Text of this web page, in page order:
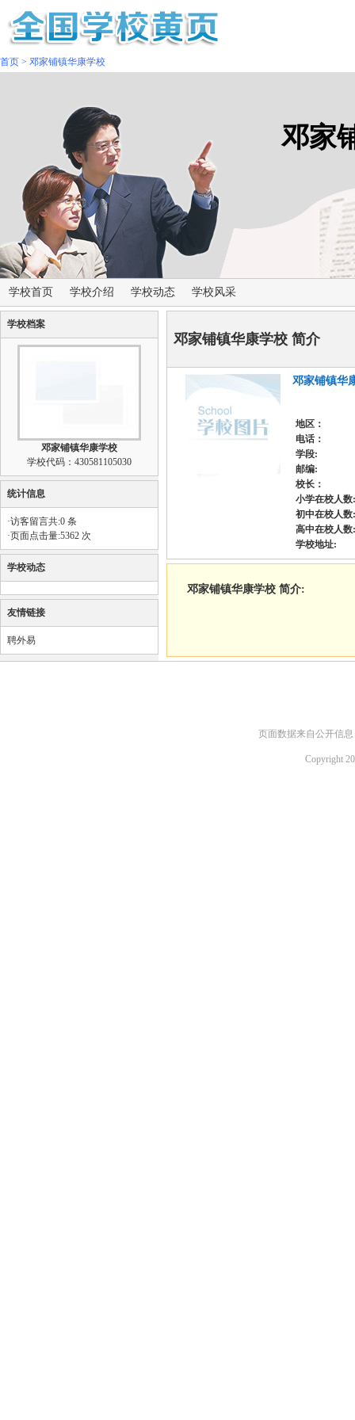
首页 > 邓家铺镇华康学校
邓家
学校首页 学校介绍 学校动态 学校风采
学校档案
邓家铺镇华康学校
学校代码：430581105030
统计信息
·访客留言共:0 条
·页面点击量:5362 次
学校动态
友情链接
聘外易
邓家铺镇华康学校 简介
邓家铺镇华
地区：
电话：
学段:
邮编:
校长：
小学在校人数:
初中在校人数:
高中在校人数:
学校地址:
邓家铺镇华康学校 简介:
页面数据来自公开信
Copyright